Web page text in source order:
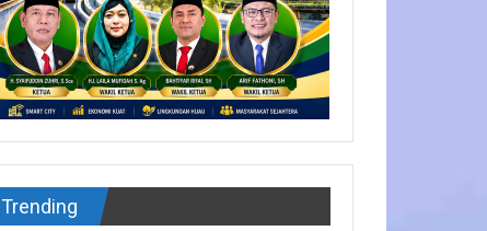
Trending